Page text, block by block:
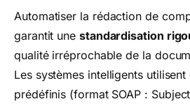
Automatiser la rédaction de
garantit une standardisation
qualité irréprochable de la
Les systèmes intelligents
prédéfinis (format SOAP :